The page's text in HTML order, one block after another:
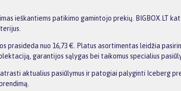
ieškantiems patikimo gamintojo prekių. BIGBOX.LT
prasideda nuo 16,73 €. Platus asortimentas leidžia
garantijos sąlygas bei taikomus specialius
aktualius pasiūlymus ir patogiai palyginti Iceberg